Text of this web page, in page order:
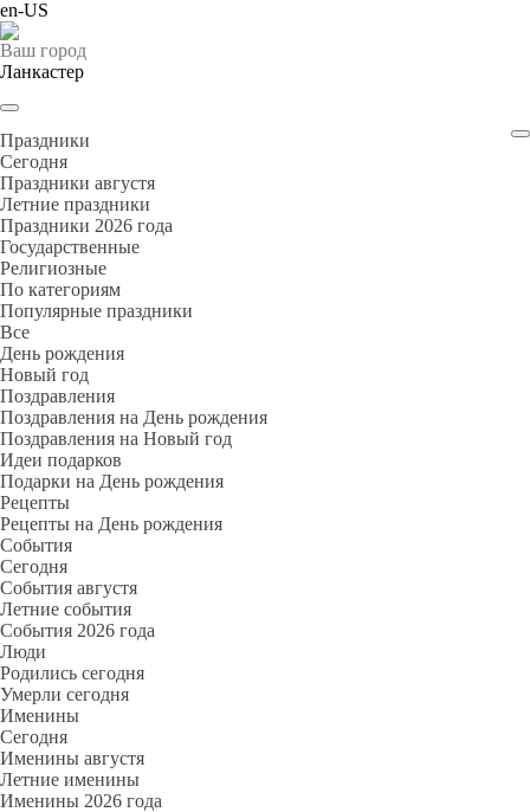
en-US
Ваш город
Ланкастер
Праздники
Cегодня
Праздники августя
Летние праздники
Праздники 2026 года
Государственные
Религиозные
По категориям
Популярные праздники
Все
День рождения
Новый год
Поздравления
Поздравления на День рождения
Поздравления на Новый год
Идеи подарков
Подарки на День рождения
Рецепты
Рецепты на День рождения
События
Cегодня
События августя
Летние события
События 2026 года
Люди
Родились сегодня
Умерли сегодня
Именины
Cегодня
Именины августя
Летние именины
Именины 2026 года